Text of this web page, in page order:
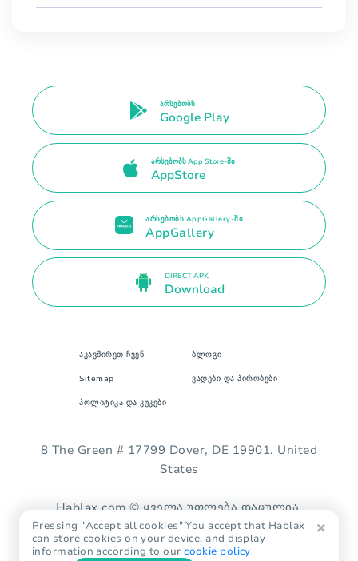
არსებობს
Google Play
არსებობს App Store-ში
AppStore
არსებობს AppGallery-ში
AppGallery
DIRECT APK
Download
აკავშირეთ ჩვენ ბლოგი
Sitemap ვადები და პირობები
პოლიტიკა და კუკები
8 The Green # 17799 Dover, DE 19901. United
States
Hablax.com © ყველა უფლება დაცულია.
Pressing "Accept all cookies" You accept that Hablax
can store cookies on your device, and display
information according to ourcookie policy